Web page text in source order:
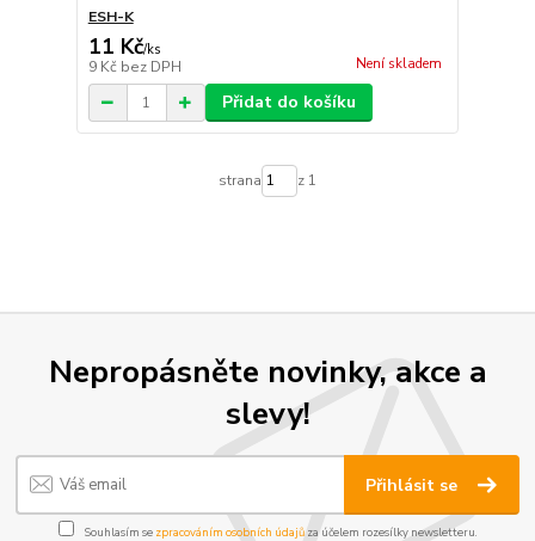
ESH-K
11 Kč/ks
9 Kč bez DPH Není skladem
Přidat do košíku
strana z 1
Nepropásněte novinky, akce a
slevy!
Přihlásit se
Souhlasím se zpracováním osobních údajůza účelem rozesílky newsletteru.